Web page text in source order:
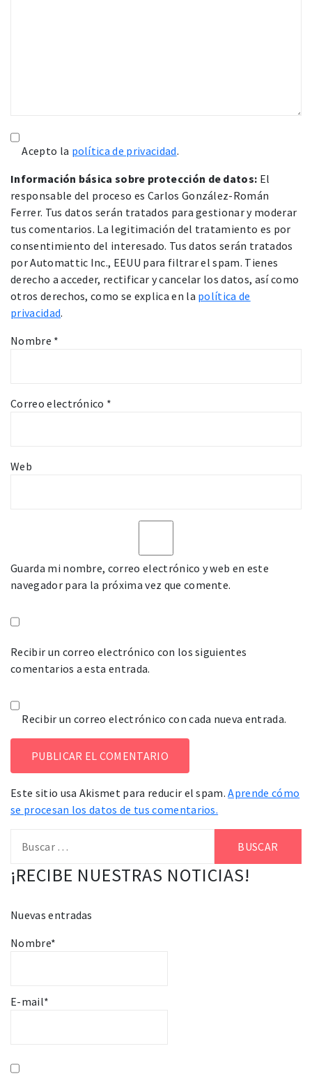
Acepto la política de privacidad.
Información básica sobre protección de datos: El
responsable del proceso es Carlos González-Román
Ferrer. Tus datos serán tratados para gestionar y moderar
tus comentarios. La legitimación del tratamiento es por
consentimiento del interesado. Tus datos serán tratados
por Automattic Inc., EEUU para filtrar el spam. Tienes
derecho a acceder, rectificar y cancelar los datos, así como
otros derechos, como se explica en la política de
privacidad.
Nombre *
Correo electrónico *
Web
Guarda mi nombre, correo electrónico y web en este
navegador para la próxima vez que comente.
Recibir un correo electrónico con los siguientes
comentarios a esta entrada.
Recibir un correo electrónico con cada nueva entrada.
Este sitio usa Akismet para reducir el spam.Aprende cómo
se procesan los datos de tus comentarios.
¡RECIBE NUESTRAS NOTICIAS!
Nuevas entradas
Nombre*
E-mail*